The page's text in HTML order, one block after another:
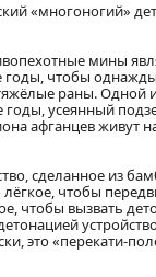
«многоногий»
мины
чтобы
раны. Одной
усеянный
афганцев живут
сделанное из
чтобы
чтобы вызвать
это «перекати-